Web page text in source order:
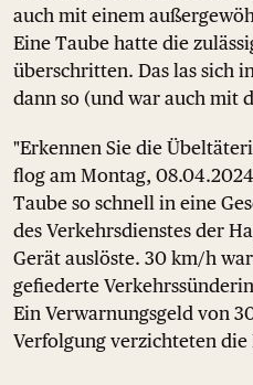
auch mit einem
Eine Taube hatte die
überschritten. Das las sich
dann so (und war auch mit
"Erkennen Sie die
flog am Montag,
Taube so schnell in eine
des Verkehrsdienstes der
Gerät auslöste. 30 km/h
gefiederte
Ein Verwarnungsgeld von
Verfolgung verzichteten die